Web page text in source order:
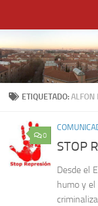
ETIQUETADO:ALFON
0
STOP
Desde el
humo y